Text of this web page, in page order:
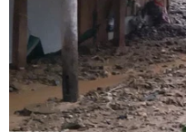
Vietjet sẽ sử dụng máy
mở tới Australia vào
Hãng hàng không
Queensland
đường thẳng đầu